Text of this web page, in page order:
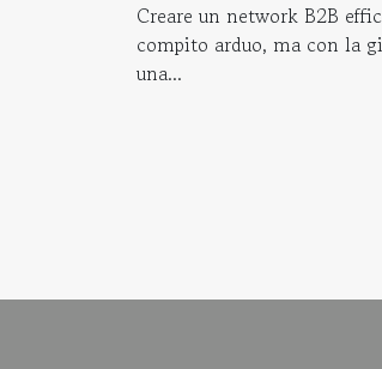
Creare un network B2B
compito arduo, ma con la
una...